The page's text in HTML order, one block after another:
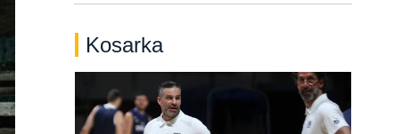
Kosarka